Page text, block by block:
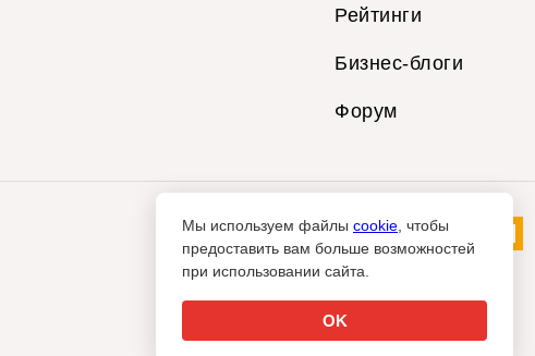
Рейтинги
Бизнес-блоги
Форум
Мы используем файлы cookie , чтобы
предоставить вам больше возможностей
при использовании сайта.
OK